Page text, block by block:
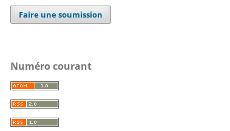
Faire une soumission
Numéro courant